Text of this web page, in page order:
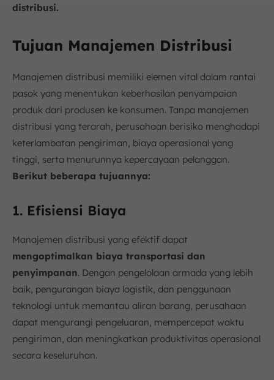
distribusi.
Tujuan Manajemen Distribusi
Manajemen distribusi memiliki elemen vital dalam rantai
pasok yang menentukan keberhasilan penyampaian
produk dari produsen ke konsumen. Tanpa manajemen
distribusi yang terarah, perusahaan berisiko menghadapi
keterlambatan pengiriman, biaya operasional yang
tinggi, serta menurunnya kepercayaan pelanggan.
Berikut beberapa tujuannya:
1. Efisiensi Biaya
Manajemen distribusi yang efektif dapat
mengoptimalkan biaya transportasi dan
penyimpanan. Dengan pengelolaan armada yang lebih
baik, pengurangan biaya logistik, dan penggunaan
teknologi untuk memantau aliran barang, perusahaan
dapat mengurangi pengeluaran, mempercepat waktu
pengiriman, dan meningkatkan produktivitas operasional
secara keseluruhan.